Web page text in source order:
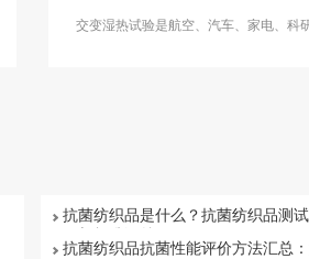
交变湿热试验是航空、汽车、家电、科
抗菌纺织品是什么？抗菌纺织品测
抗菌纺织品抗菌性能评价方法汇总